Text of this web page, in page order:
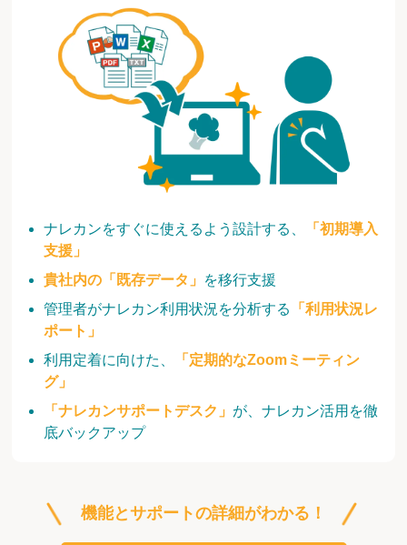
ナレカンをすぐに使えるよう設計する、
「初期導入
支援」
貴社内の「既存データ」 を移行支援
管理者がナレカン利用状況を分析する
「利用状況レ
ポート」
利用定着に向けた、
「定期的なZoomミーティン
グ」
「ナレカンサポートデスク」 が、ナレカン活用を徹
底バックアップ
機能とサポートの詳細がわかる！